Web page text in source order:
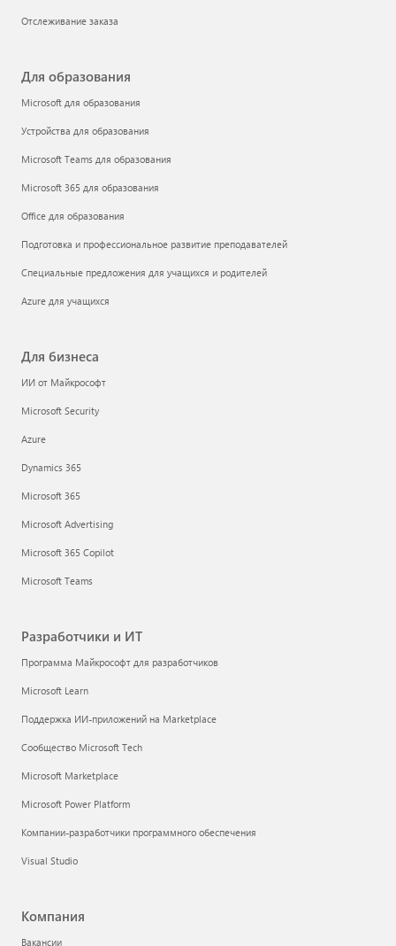
Отслеживание заказа
Для образования
Microsoft для образования
Устройства для образования
Microsoft Teams для образования
Microsoft 365 для образования
Office для образования
Подготовка и профессиональное развитие преподавателей
Специальные предложения для учащихся и родителей
Azure для учащихся
Для бизнеса
ИИ от Майкрософт
Microsoft Security
Azure
Dynamics 365
Microsoft 365
Microsoft Advertising
Microsoft 365 Copilot
Microsoft Teams
Разработчики и ИТ
Программа Майкрософт для разработчиков
Microsoft Learn
Поддержка ИИ-приложений на Marketplace
Сообщество Microsoft Tech
Microsoft Marketplace
Microsoft Power Platform
Компании-разработчики программного обеспечения
Visual Studio
Компания
Вакансии